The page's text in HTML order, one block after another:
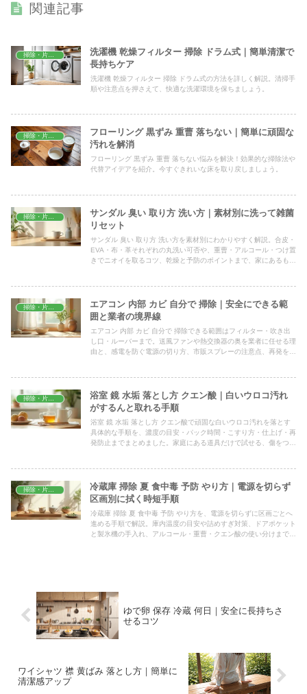
関連記事
洗濯機 乾燥フィルター 掃除 ドラム式｜簡単清潔で
長持ちケア
洗濯機 乾燥フィルター 掃除 ドラム式の方法を詳しく解説。清掃手
順や注意点を押さえて、快適な洗濯環境を保ちましょう。
フローリング 黒ずみ 重曹 落ちない｜簡単に頑固な
汚れを解消
フローリング 黒ずみ 重曹 落ちない悩みを解決！効果的な掃除法や
代替アイデアを紹介。今すぐきれいな床を取り戻しましょう。
サンダル 臭い 取り方 洗い方｜素材別に洗って雑菌
リセット
サンダル 臭い 取り方 洗い方を素材別にわかりやすく解説。合皮・
EVA・布・革それぞれの丸洗い可否や、重曹・アルコール・つけ置
きでニオイを取るコツ、乾燥と予防のポイントまで、家にあるもの
掃除・片付け
エアコン 内部 カビ 自分で 掃除｜安全にできる範
囲と業者の境界線
エアコン 内部 カビ 自分で 掃除できる範囲はフィルター・吹き出
し口・ルーバーまで。送風ファンや熱交換器の奥を業者に任せる理
由と、感電を防ぐ電源の切り方、市販スプレーの注意点、再発を防
掃除・片付け
浴室 鏡 水垢 落とし方 クエン酸｜白いウロコ汚れ
がするんと取れる手順
浴室 鏡 水垢 落とし方 クエン酸で頑固な白いウロコ汚れを落とす
具体的な手順を、濃度の目安・パック時間・こすり方・仕上げ・再
発防止までまとめました。家庭にある道具だけで試せる、傷をつけ
掃除・片付け
冷蔵庫 掃除 夏 食中毒 予防 やり方｜電源を切らず
区画別に拭く時短手順
冷蔵庫 掃除 夏 食中毒 予防 やり方を、電源を切らずに区画ごとへ
進める手順で解説。庫内温度の目安や詰めすぎ対策、ドアポケット
と製氷機の手入れ、アルコール・重曹・クエン酸の使い分けまで、
ゆで卵 保存 冷蔵 何日｜安全に長持ちさ
せるコツ
ワイシャツ 襟 黄ばみ 落とし方｜簡単に
清潔感アップ